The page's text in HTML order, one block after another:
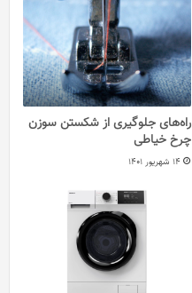
راه‌های جلوگیری از شکستن سوزن
چرخ خیاطی
14 شهریور 1401